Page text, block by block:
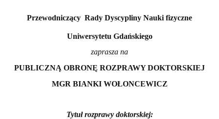
Przewodniczący Rady Dyscypliny Nauki fizyczne
Uniwersytetu Gdańskiego
zaprasza na
PUBLICZNĄ OBRONĘ ROZPRAWY DOKTORSKIEJ
MGR BIANKI WOŁONCEWICZ
Tytuł rozprawy doktorskiej: